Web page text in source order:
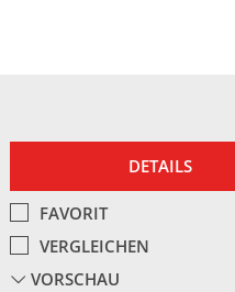
DETAILS
FAVORIT
VERGLEICHEN
VORSCHAU